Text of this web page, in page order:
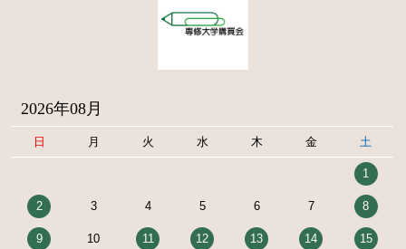
2026年08月
日 月 火 水 木 金 土
1
2 3 4 5 6 7 8
9 10 11 12 13 14 15